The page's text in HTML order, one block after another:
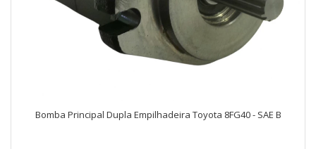
Bomba Principal Dupla Empilhadeira Toyota 8FG40 - SAE B